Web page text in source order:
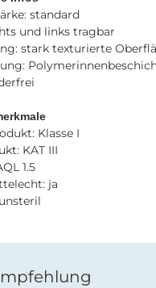
standard
und links tragbar
stark texturierte
Klasse I
KAT III
1.5
ja